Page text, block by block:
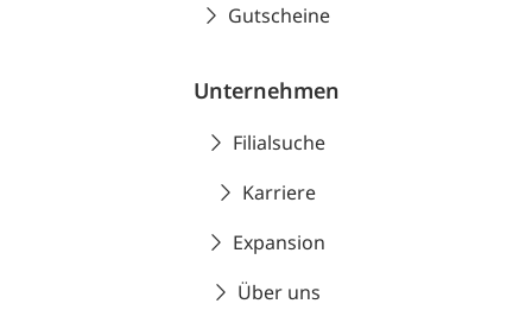
Gutscheine
Unternehmen
Filialsuche
Karriere
Expansion
Über uns